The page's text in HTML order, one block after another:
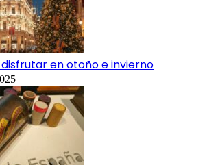
en otoño e invierno